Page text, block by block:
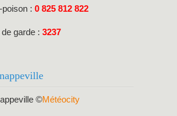
: 0 825 812 822
garde : 3237
©Météocity